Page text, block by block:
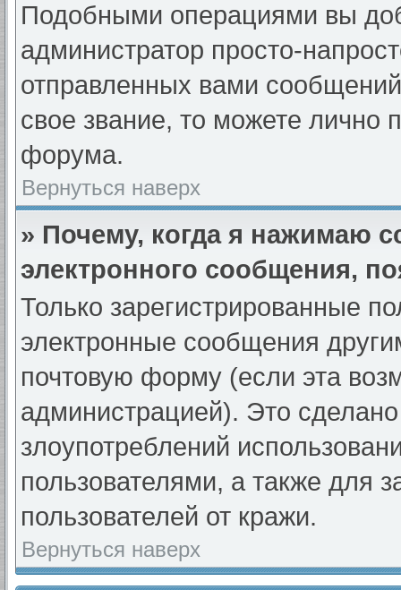
Подобными операциями вы
администратор просто-
отправленных вами
свое звание, то можете лично
форума.
Вернуться наверх
» Почему, когда я нажимаю
электронного сообщения,
Только зарегистрированные
электронные сообщения
почтовую форму (если эта
администрацией). Это
злоупотреблений
пользователями, а также для
пользователей от кражи.
Вернуться наверх